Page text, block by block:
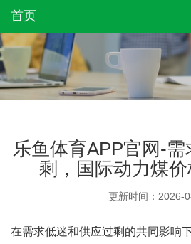
首页
乐鱼体育APP官网-
剩，国际动力煤
更新时间：2026-
在需求低迷和供应过剩的共同影响